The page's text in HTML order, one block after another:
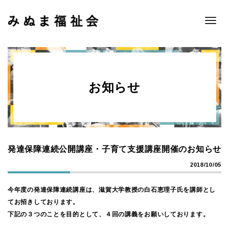
Toggle
お知らせ
発達保障連続公開講座・子育て支援講座開催のお知らせ
2018/10/05
今年度の発達保障連続講座は、滋賀大学教授の白石恵理子氏を講師とし
てお招きしております。
下記の３つのことを目的として、４回の講義をお願いしております。